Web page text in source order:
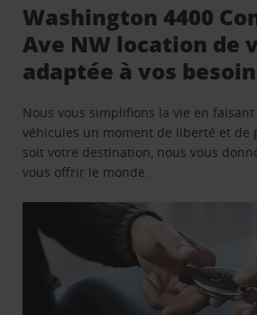
Washington 4400
Ave NW location de
adaptée à vos
Nous vous simplifions la vie en
véhicules un moment de liberté et de
soit votre destination, nous vous
vous offrir le monde.